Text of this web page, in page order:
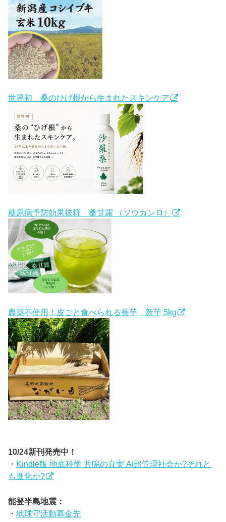
世界初 桑のひげ根から生まれたスキンケア
糖尿病予防効果抜群 桑甘露 （ソウカンロ）
農薬不使用！皮ごと食べられる長芋 新芋 5kg
10/24新刊発売中！
・ Kindle版 地底科学 共鳴の真実 AI超管理社会か?それと
も進化か?
能登半島地震：
・地球守活動募金先